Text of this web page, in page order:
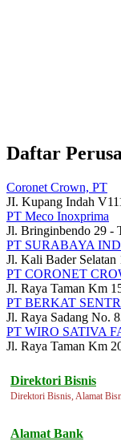
Daftar
Coronet Crown, PT
JI. Kupang Indah
PT Meco Inoxprima
Jl. Bringinbendo 29 -
PT SURABAYA
Jl. Kali Bader
PT CORONET
Jl. Raya Taman Km
PT BERKAT
Jl. Raya Sadang No.
PT WIRO SATIVA
Jl. Raya Taman Km
Direktori Bisnis
Direktori Bisnis, Alamat
Alamat Bank